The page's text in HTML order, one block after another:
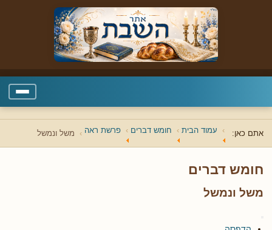
אתם כאן: עמוד הבית חומש דברים פרשת ראה משל ונמשל
חומש דברים
משל ונמשל